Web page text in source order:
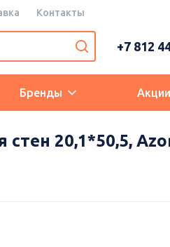
Контакты
+7 812
Бренды
20,1*50,5,